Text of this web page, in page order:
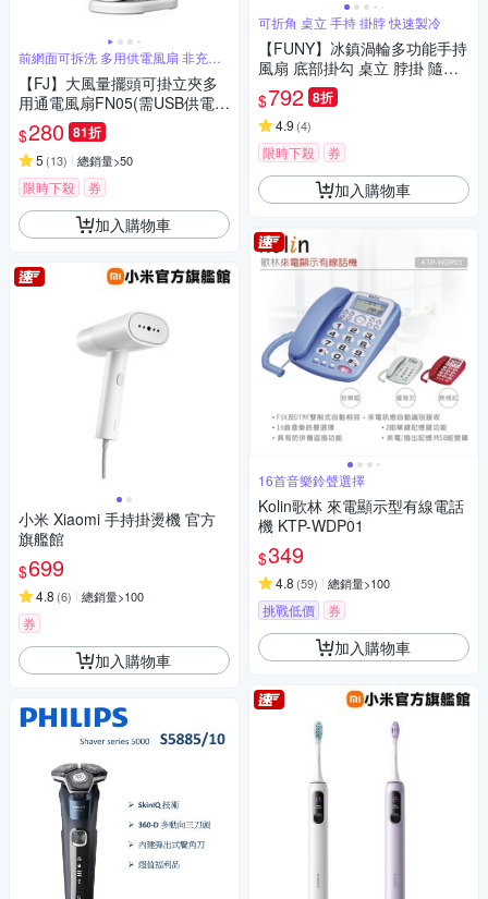
前網面可拆洗 多用供電風扇 非充電
型
【FJ】大風量擺頭可掛立夾多
用通電風扇FN05(需USB供電
定時 可壁掛 桌扇 夾扇 8吋 7葉
片)
$280 81折
5 (13) 總銷量>50
限時下殺 券
加入購物車
小米 Xiaomi 手持掛燙機 官方
旗艦館
$699
4.8 (6) 總銷量>100
券
加入購物車
可折角 桌立 手持 掛脖 快速製冷
【FUNY】冰鎮渦輪多功能手持
風扇 底部掛勾 桌立 脖掛 隨附
掛繩
$792 8折
4.9 (4)
限時下殺 券
加入購物車
16首音樂鈴聲選擇
Kolin歌林 來電顯示型有線電話
機 KTP-WDP01
$349
4.8 (59) 總銷量>100
挑戰低價 券
加入購物車